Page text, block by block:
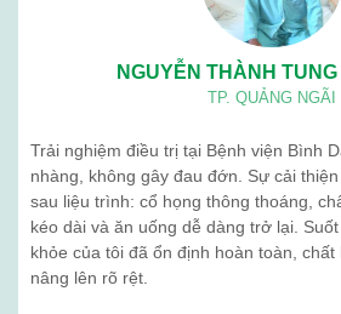
NGUYỄN THÀNH TUNG
TP. QUẢNG NGÃI
Trải nghiệm điều trị tại Bệnh viện Bình
nhàng, không gây đau đớn. Sự cải
sau liệu trình: cổ họng thông thoáng,
kéo dài và ăn uống dễ dàng trở lại.
khỏe của tôi đã ổn định hoàn toàn,
nâng lên rõ rệt.